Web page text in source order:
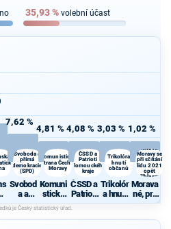
35,93% volební účast
7,62 %
Svoboda a
přímá
demokracie
(SPD)
Svobod
a a
přímá
demokr
acie
4,81 %
Komunistická
strana Čech a
Moravy
Komuni
stická
strana
Čech a
Moravy
4,08 %
ČSSD a
Patrioti
Olomouckého
kraje
ČSSD a
Patrioti
Olomou
kraje
3,03 %
Trikolóra
hnutí
občanů
Trikolór
a hnutí
občanů
1,02 %
Moravané,
pro
zachování
Moravy se
při sčítání
lidu 2021
opět
přihlasme
k moravské
národnosti
Morava
né, pro
zachová
Moravy